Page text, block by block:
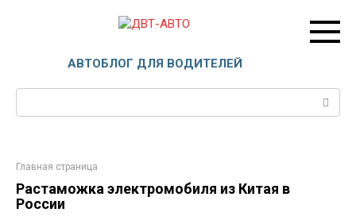
АВТОБЛОГ ДЛЯ ВОДИТЕЛЕЙ
Главная страница
Растаможка электромобиля из Китая в
России